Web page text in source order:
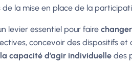
la mise en place de la
levier essentiel pour faire
concevoir des dispositifs et
capacité d’agir individuelle des